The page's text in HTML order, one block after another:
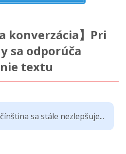
konverzácia】Pri
sa odporúča
textu
sa stále nezlepšuje...